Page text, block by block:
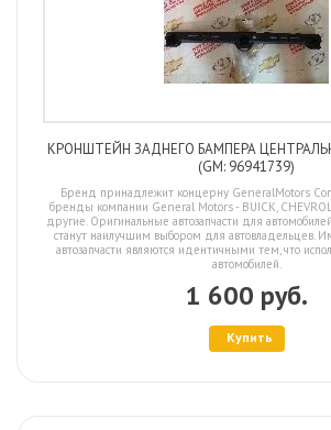
КРОНШТЕЙН ЗАДНЕГО БАМПЕРА
(GM: 96941739)
Бренд принадлежит концерну GeneralMotors
бренды компании General Motors - BUICK,
другие. Оригинальные автозапчасти для
станут наилучшим выбором для автовладельцев.
автозапчасти являются идентичными тем, что
автомобилей.
1 600 руб.
Купить